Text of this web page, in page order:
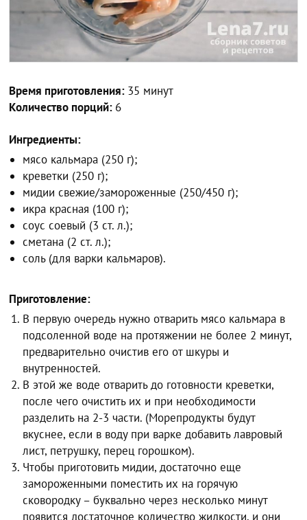
Время приготовления: 35 минут
Количество порций: 6
Ингредиенты:
мясо кальмара (250 г);
креветки (250 г);
мидии свежие/замороженные (250/450 г);
икра красная (100 г);
соус соевый (3 ст. л.);
сметана (2 ст. л.);
соль (для варки кальмаров).
Приготовление:
В первую очередь нужно отварить мясо кальмара в
подсоленной воде на протяжении не более 2 минут,
предварительно очистив его от шкуры и
внутренностей.
В этой же воде отварить до готовности креветки,
после чего очистить их и при необходимости
разделить на 2-3 части. (Морепродукты будут
вкуснее, если в воду при варке добавить лавровый
лист, петрушку, перец горошком).
Чтобы приготовить мидии, достаточно еще
замороженными поместить их на горячую
сковородку – буквально через несколько минут
появится достаточное количество жидкости, и они